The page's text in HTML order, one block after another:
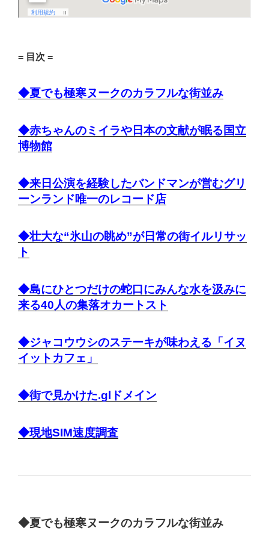
= 目次 =
◆夏でも極寒ヌークのカラフルな街並み
◆赤ちゃんのミイラや日本の文献が眠る国立
博物館
◆来日公演を経験したバンドマンが営むグリ
ーンランド唯一のレコード店
◆壮大な“氷山の眺め”が日常の街イルリサッ
ト
◆島にひとつだけの蛇口にみんな水を汲みに
来る40人の集落オカートスト
◆ジャコウウシのステーキが味わえる「イヌ
イットカフェ」
◆街で見かけた.glドメイン
◆現地SIM速度調査
◆夏でも極寒ヌークのカラフルな街並み